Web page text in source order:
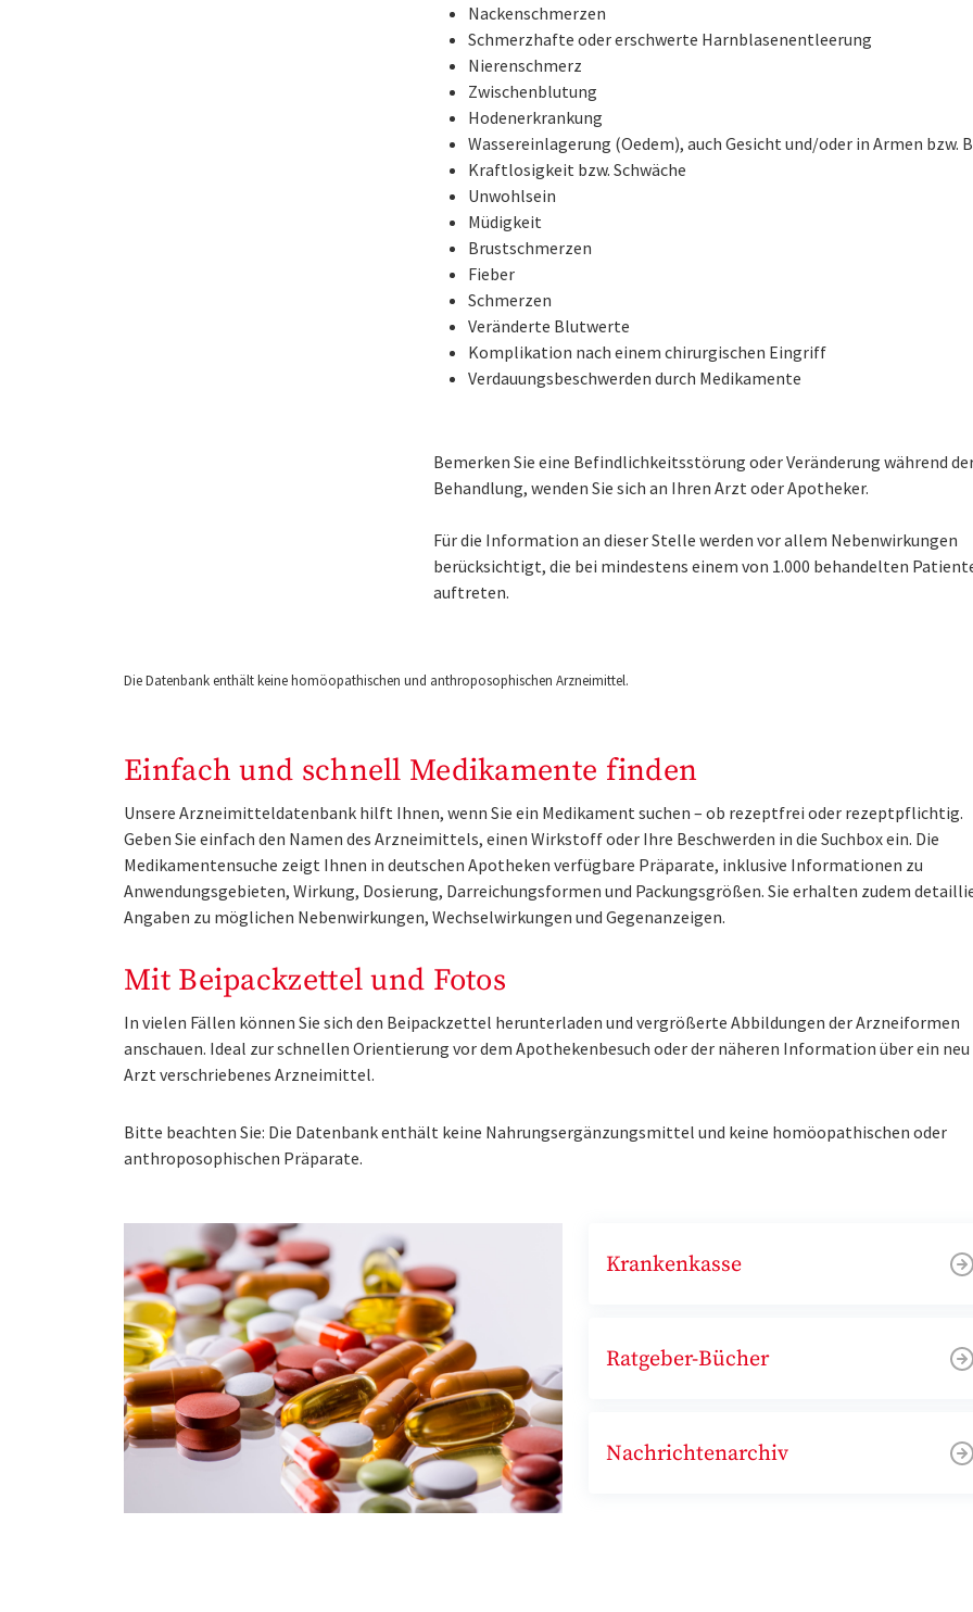
Nackenschmerzen
Schmerzhafte oder erschwerte Harnblasenentleerung
Nierenschmerz
Zwischenblutung
Hodenerkrankung
Wassereinlagerung (Oedem), auch Gesicht und/oder in Armen bzw.
Kraftlosigkeit bzw. Schwäche
Unwohlsein
Müdigkeit
Brustschmerzen
Fieber
Schmerzen
Veränderte Blutwerte
Komplikation nach einem chirurgischen Eingriff
Verdauungsbeschwerden durch Medikamente
Bemerken Sie eine Befindlichkeitsstörung oder Veränderung während
Behandlung, wenden Sie sich an Ihren Arzt oder Apotheker.
Für die Information an dieser Stelle werden vor allem Nebenwirkungen
berücksichtigt, die bei mindestens einem von 1.000 behandelten
auftreten.
Die Datenbank enthält keine homöopathischen und anthroposophischen Arzneimittel.
Einfach und schnell Medikamente finden
Unsere Arzneimitteldatenbank hilft Ihnen, wenn Sie ein Medikament suchen – ob rezeptfrei oder rezeptpflichtig.
Geben Sie einfach den Namen des Arzneimittels, einen Wirkstoff oder Ihre Beschwerden in die Suchbox ein. Die
Medikamentensuche zeigt Ihnen in deutschen Apotheken verfügbare Präparate, inklusive Informationen zu
Anwendungsgebieten, Wirkung, Dosierung, Darreichungsformen und Packungsgrößen. Sie erhalten zudem
Angaben zu möglichen Nebenwirkungen, Wechselwirkungen und Gegenanzeigen.
Mit Beipackzettel und Fotos
In vielen Fällen können Sie sich den Beipackzettel herunterladen und vergrößerte Abbildungen der Arzneiformen
anschauen. Ideal zur schnellen Orientierung vor dem Apothekenbesuch oder der näheren Information über ein
Arzt verschriebenes Arzneimittel.
Bitte beachten Sie: Die Datenbank enthält keine Nahrungsergänzungsmittel und keine homöopathischen oder
anthroposophischen Präparate.
Krankenkasse
Ratgeber-Bücher
Nachrichtenarchiv